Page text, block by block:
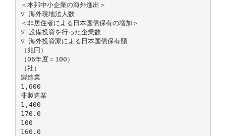
＜本邦中小企業の海外進出＞
▽ 海外現地法人数
＜非居住者による日本国債保有の増加＞
▽ 設備投資を行った企業数
▽ 海外投資家による日本国債保有額
（兆円）
（06年度＝100）
（社）
製造業
1,600
非製造業
1,400
170.0
100
160.0